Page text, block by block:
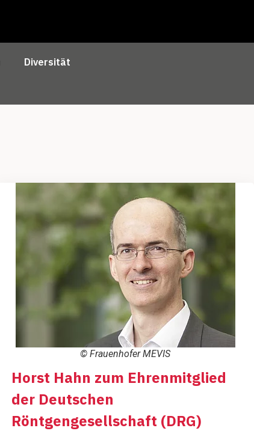
Diversität
© Frauenhofer MEVIS
Horst Hahn zum Ehrenmitglied
der Deutschen
Röntgengesellschaft (DRG)